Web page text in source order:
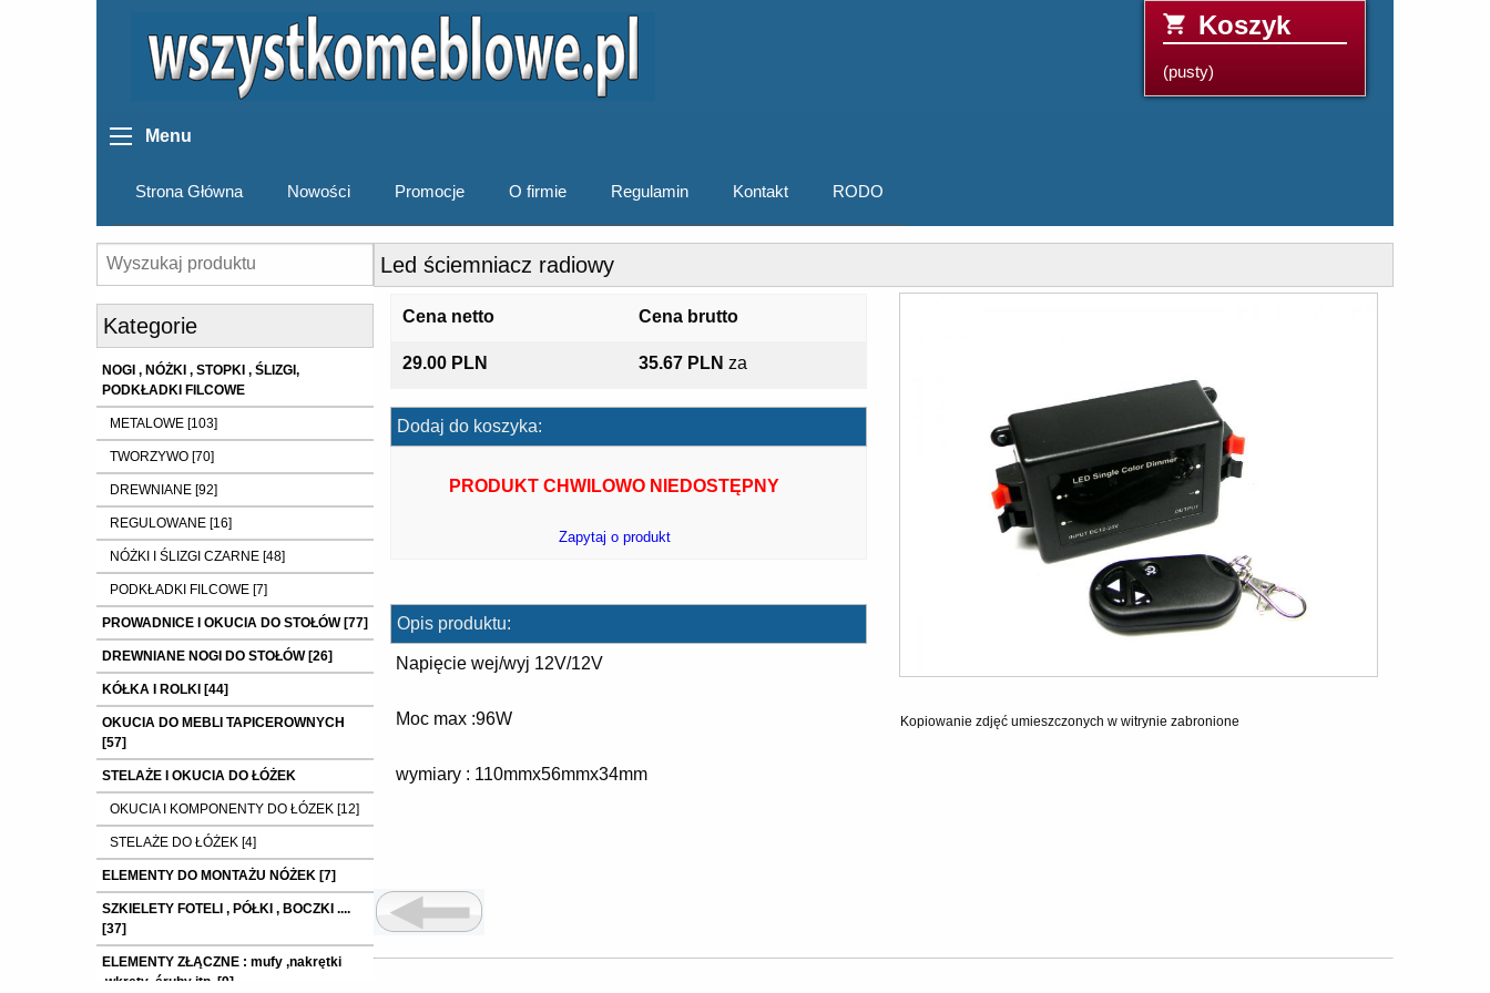
Koszyk
(pusty)
Menu
Strona Główna Nowości Promocje O firmie Regulamin Kontakt RODO
Kategorie
NOGI , NÓŻKI , STOPKI , ŚLIZGI,
PODKŁADKI FILCOWE
METALOWE [103]
TWORZYWO [70]
DREWNIANE [92]
REGULOWANE [16]
NÓŻKI I ŚLIZGI CZARNE [48]
PODKŁADKI FILCOWE [7]
PROWADNICE I OKUCIA DO STOŁÓW [77]
DREWNIANE NOGI DO STOŁÓW [26]
KÓŁKA I ROLKI [44]
OKUCIA DO MEBLI TAPICEROWNYCH
[57]
STELAŻE I OKUCIA DO ŁÓŻEK
OKUCIA I KOMPONENTY DO ŁÓZEK [12]
STELAŻE DO ŁÓŻEK [4]
ELEMENTY DO MONTAŻU NÓŻEK [7]
SZKIELETY FOTELI , PÓŁKI , BOCZKI ....
[37]
ELEMENTY ZŁĄCZNE : mufy ,nakrętki
,wkręty ,śruby itp. [9]
Led ściemniacz radiowy
Cena netto Cena brutto
29.00 PLN 35.67 PLN za
Dodaj do koszyka:
PRODUKT CHWILOWO NIEDOSTĘPNY
Zapytaj o produkt
Opis produktu:
Napięcie wej/wyj 12V/12V
Moc max :96W
wymiary : 110mmx56mmx34mm
Kopiowanie zdjęć umieszczonych w witrynie zabronione